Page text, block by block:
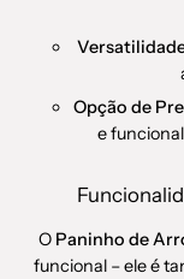
Opção de
e
O Paninho de
funcional – ele é